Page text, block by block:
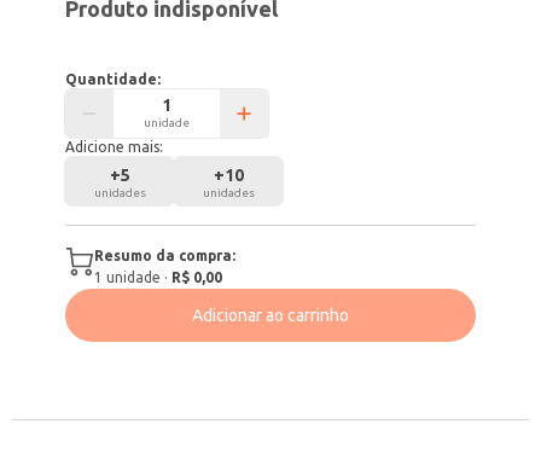
Produto indisponível
Quantidade:
unidade
Adicione mais:
+5
unidades
+10
unidades
Resumo da compra:
1 unidade · R$ 0,00
Adicionar ao carrinho